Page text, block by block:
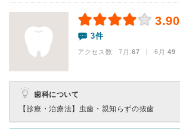
3.90
3件
アクセス数 7月:67 | 6月:49
歯科について
【診療・治療法】 虫歯・親知らずの抜歯